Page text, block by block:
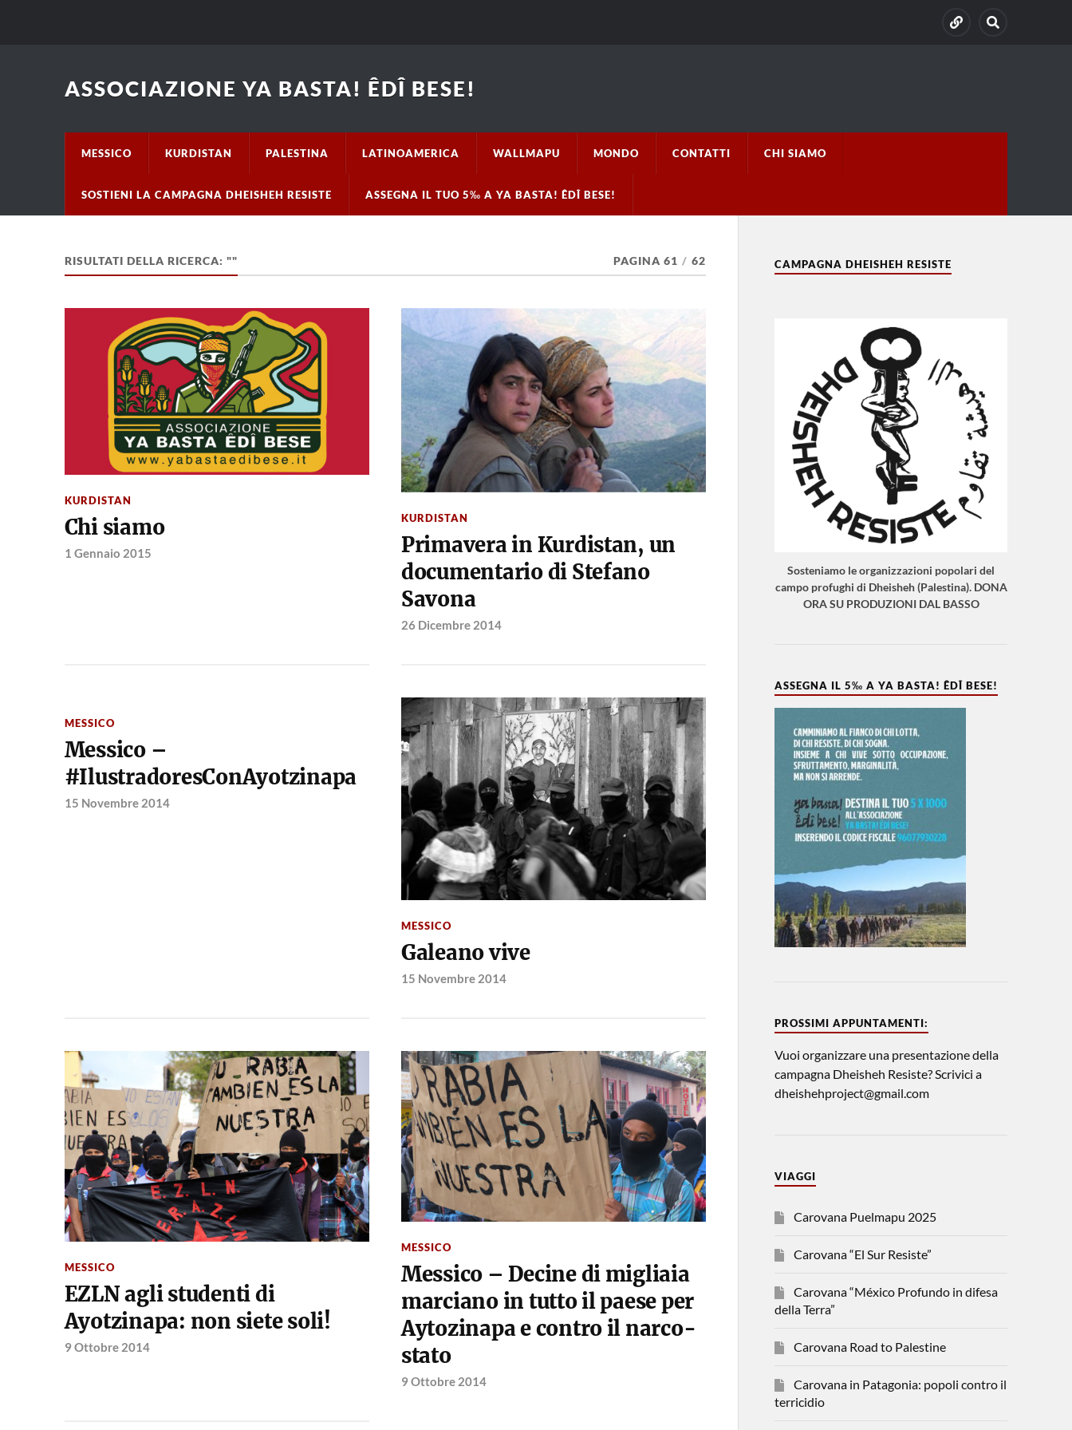
ASSOCIAZIONE YA BASTA! ÊDÎ BESE!
MESSICO KURDISTAN PALESTINA LATINOAMERICA WALLMAPU MONDO CONTATTI CHI SIAMO
SOSTIENI LA CAMPAGNA DHEISHEH RESISTE ASSEGNA IL TUO 5‰ A YA BASTA! ÊDÎ BESE!
RISULTATI DELLA RICERCA: "" PAGINA 61 / 62
KURDISTAN
Chi siamo
1 Gennaio 2015
KURDISTAN
Primavera in Kurdistan, un
documentario di Stefano
Savona
26 Dicembre 2014
MESSICO
Messico –
#IlustradoresConAyotzinapa
15 Novembre 2014
MESSICO
Galeano vive
15 Novembre 2014
MESSICO
EZLN agli studenti di
Ayotzinapa: non siete soli!
9 Ottobre 2014
MESSICO
Messico – Decine di migliaia
marciano in tutto il paese per
Aytozinapa e contro il narco-
stato
9 Ottobre 2014
CAMPAGNA DHEISHEH RESISTE
Sosteniamo le organizzazioni popolari del
campo profughi di Dheisheh (Palestina). DONA
ORA SU PRODUZIONI DAL BASSO
ASSEGNA IL 5‰ A YA BASTA! ÊDÎ BESE!
PROSSIMI APPUNTAMENTI:
Vuoi organizzare una presentazione della
campagna Dheisheh Resiste? Scrivici a
dheishehproject@gmail.com
VIAGGI
Carovana Puelmapu 2025
Carovana “El Sur Resiste”
Carovana “México Profundo in difesa
della Terra”
Carovana Road to Palestine
Carovana in Patagonia: popoli contro il
terricidio